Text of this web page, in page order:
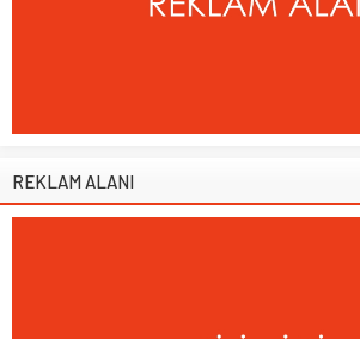
REKLAM ALANI